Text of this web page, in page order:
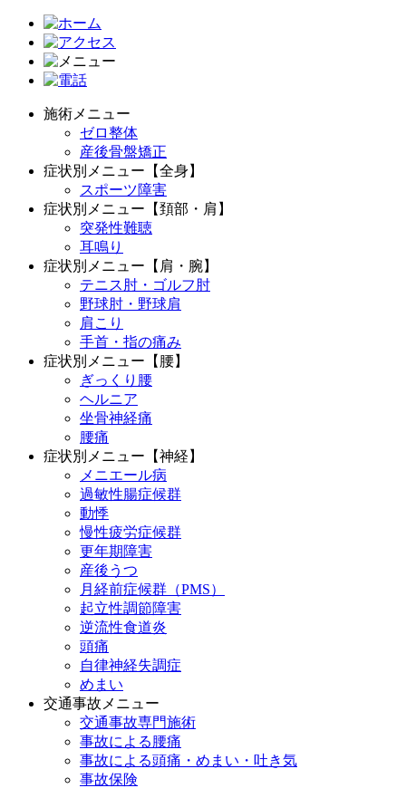
施術メニュー
ゼロ整体
産後骨盤矯正
症状別メニュー【全身】
スポーツ障害
症状別メニュー【頚部・肩】
突発性難聴
耳鳴り
症状別メニュー【肩・腕】
テニス肘・ゴルフ肘
野球肘・野球肩
肩こり
手首・指の痛み
症状別メニュー【腰】
ぎっくり腰
ヘルニア
坐骨神経痛
腰痛
症状別メニュー【神経】
メニエール病
過敏性腸症候群
動悸
慢性疲労症候群
更年期障害
産後うつ
月経前症候群（PMS）
起立性調節障害
逆流性食道炎
頭痛
自律神経失調症
めまい
交通事故メニュー
交通事故専門施術
事故による腰痛
事故による頭痛・めまい・吐き気
事故保険